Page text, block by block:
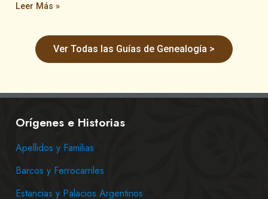
Leer Más »
Ver Todas las Guías de Genealogía >
Orígenes e Historias
Apellidos y Familias
Barcos y Ferrocarriles
Estancias y Palacios Argentinos